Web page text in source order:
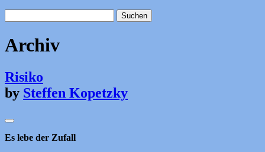
nach:
Archiv
Risiko
by Steffen Kopetzky
Es lebe der Zufall